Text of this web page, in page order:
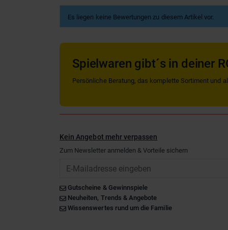
Es liegen keine Bewertungen zu diesem Artikel vor.
Spielwaren gibt´s in deiner
Persönliche Beratung, das komplette Sortiment und
Kein Angebot mehr verpassen
Zum Newsletter anmelden & Vorteile sichern
Gutscheine & Gewinnspiele
Neuheiten, Trends & Angebote
Wissenswertes rund um die Familie